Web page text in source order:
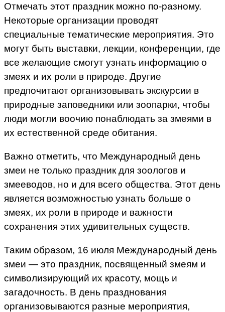
Отмечать этот праздник можно по-разному.
Некоторые организации проводят
специальные тематические мероприятия. Это
могут быть выставки, лекции, конференции, где
все желающие смогут узнать информацию о
змеях и их роли в природе. Другие
предпочитают организовывать экскурсии в
природные заповедники или зоопарки, чтобы
люди могли воочию понаблюдать за змеями в
их естественной среде обитания.
Важно отметить, что Международный день
змеи не только праздник для зоологов и
змееводов, но и для всего общества. Этот день
является возможностью узнать больше о
змеях, их роли в природе и важности
сохранения этих удивительных существ.
Таким образом, 16 июля Международный день
змеи — это праздник, посвященный змеям и
символизирующий их красоту, мощь и
загадочность. В день празднования
организовываются разные мероприятия,